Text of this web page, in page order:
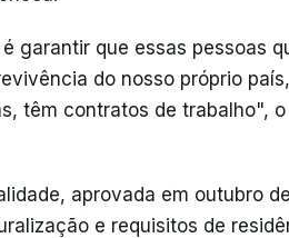
garantir que essas pessoas
do nosso próprio
têm contratos de trabalho", o
aprovada em outubro
e requisitos de